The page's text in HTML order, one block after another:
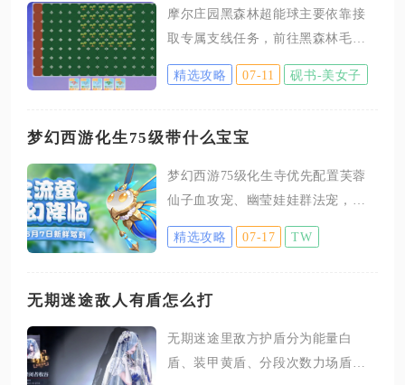
摩尔庄园黑森林超能球主要依靠接
取专属支线任务，前往黑森林毛毛
头部落与超级精灵对话领取，同时
每日挑战红龙BOSS、完成配套活动
部获取渠道集中在黑森林红龙对战
就能稳定批量收集道具，满足讨伐
红龙、兑换限定家具道具的消耗需
求。想要拿到初始超能球，先要在
任务指引会自动开启黑森林地图传
送，无需手动解锁地图点位。进入
黑森林后定位毛毛头部落区域，朝
精选攻略 07-11 砚书-美女子
梦幻西游化生75级带什么宝宝
梦幻西游75级化生寺优先配置芙蓉
仙子血攻宠、幽莹娃娃群法宠，再
搭配一只幽冥书生卡速血宠，兼顾
日常任务与难度副本，完美适配辅
少输出能力，宝宝既要保证持续作
解锁的召唤兽刚好可以填补输出与
辅助两个缺口，不用继续使用65级
精选攻略 07-17 TW
无期迷途敌人有盾怎么打
无期迷途里敌方护盾分为能量白
盾、装甲黄盾、分段次数力场盾三